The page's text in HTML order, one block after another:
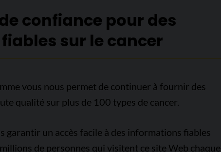
confiance pour des
sur le cancer
vous nous permet de continuer à fournir des
qualité sur plus de 100 types de cancer.
garantir un accès facile à des informations fiables
de personnes qui visitent ce site Web chaque